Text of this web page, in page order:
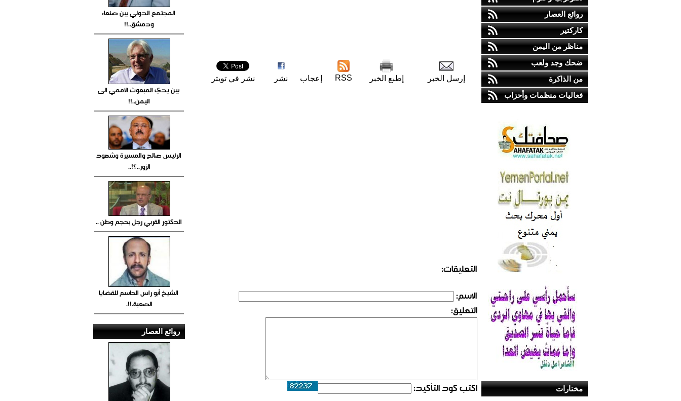
روائع العصار
كاركتير
مناظر من اليمن
ضحك وجد ولعب
من الذاكرة
فعاليات منظمات وأحزاب
مختارات
إرسل الخبر إطبع الخبر RSS إعجاب نشر نشر في تويتر
التعليقات:
الاسم:
التعليق:
اكتب كود التأكيد:
المجتمع الدولي بين صنعاء
ودمشق..!!
بين يدي المبعوث الأممي الى
اليمن..!!
الرئيس صالح والمسيرة وشهود
الزور..؟!..
الدكتور القربي رجل بحجم وطن ..
الشيخ أبو راس الحاسم للقضايا
الصعبة.!!.
روائع العصار